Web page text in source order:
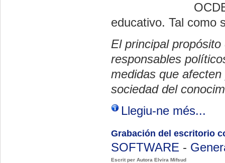
educativo. Tal como
El principal
responsables
medidas que
sociedad del
Llegiu-ne més...
Grabación del escritorio
SOFTWARE -
Escrit per Autora Elvira Mifsud